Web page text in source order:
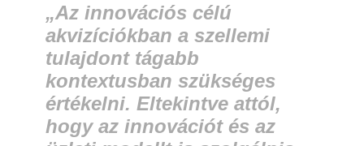
„Az innovációs célú
akvizíciókban a szellemi
tulajdont tágabb
kontextusban szükséges
értékelni. Eltekintve attól,
hogy az innovációt és az